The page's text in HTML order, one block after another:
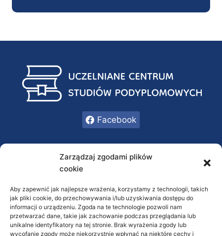
Zarządzaj zgodami plików
cookie
Aby zapewnić jak najlepsze wrażenia, korzystamy z technologii, takich
jak pliki cookie, do przechowywania i/lub uzyskiwania dostępu do
informacji o urządzeniu. Zgoda na te technologie pozwoli nam
przetwarzać dane, takie jak zachowanie podczas przeglądania lub
unikalne identyfikatory na tej stronie. Brak wyrażenia zgody lub
wycofanie zgody może niekorzystnie wpłynąć na niektóre cechy i
Facebook
O nas
Kontakt
RODO / Polityka prywatności